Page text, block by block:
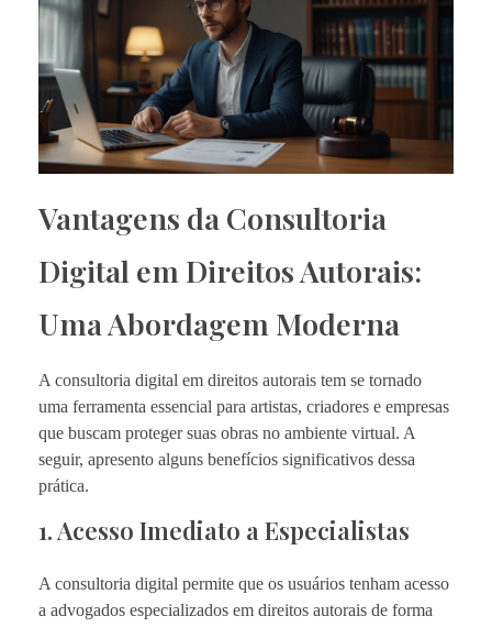
Vantagens da Consultoria
Digital em Direitos Autorais:
Uma Abordagem Moderna
A consultoria digital em direitos autorais tem se tornado
uma ferramenta essencial para artistas, criadores e empresas
que buscam proteger suas obras no ambiente virtual. A
seguir, apresento alguns benefícios significativos dessa
prática.
1. Acesso Imediato a Especialistas
A consultoria digital permite que os usuários tenham acesso
a advogados especializados em direitos autorais de forma